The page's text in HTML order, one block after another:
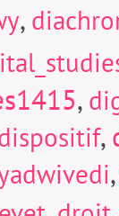
,
,
,
,